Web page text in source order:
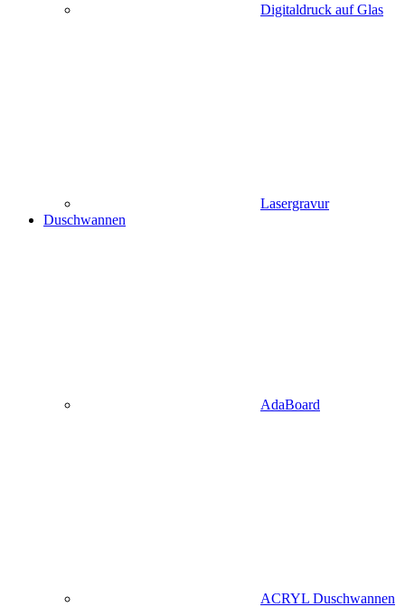
Digitaldruck auf Glas
Lasergravur
Duschwannen
AdaBoard
ACRYL Duschwannen